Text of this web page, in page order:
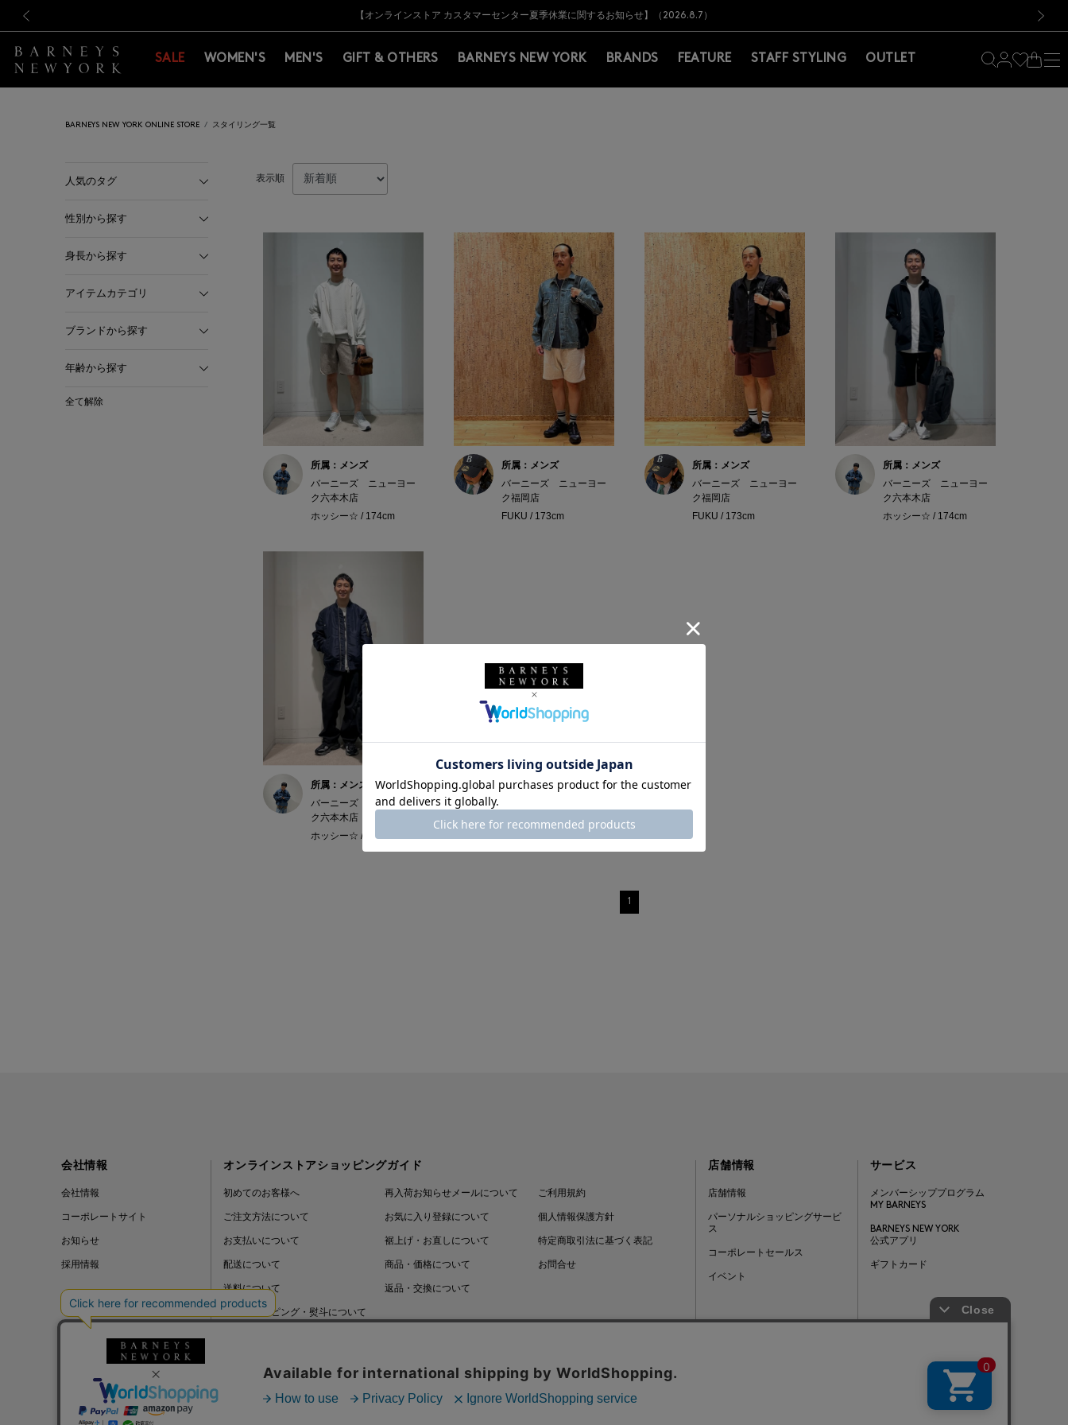
新規登録のお客様も対象！＜MY BARNEYS＞会員のお客様は11,000円（税込）以上のお買上げで常時送料無料！お買い物の際は会員登録を！
【夏季休業に伴う出荷一時停止のお知らせ】(2026.8.7)
【オンラインストア カスタマーセンター夏季休業に関するお知らせ】（2026.8.7）
【夏季休業に伴う返品・交換承り一時停止のお知らせ】（2026.8.5）
熊本県を中心とした地震の影響によるお荷物のお届けについて
【開催中】SUMMER SALEのご案内・ご注意事項
新規登録のお客様も対象！＜MY BARNEYS＞会員のお客様は11,000円（税込）以上のお買上げで常時送料無料！お買い物の際は会員登録を！
【夏季休業に伴う出荷一時停止のお知らせ】(2026.8.7)
SALE WOMEN'S MEN'S GIFT & OTHERS BARNEYS NEW YORK BRANDS FEATURE STAFF STYLING OUTLET
BARNEYS NEW YORK ONLINE STORE スタイリング一覧
人気のタグ
性別から探す
身長から探す
アイテムカテゴリ
ブランドから探す
年齢から探す
全て解除
表示順
所属：メンズ
バーニーズ ニューヨー
ク六本木店
ホッシー☆ / 174cm
所属：メンズ
バーニーズ ニューヨー
ク福岡店
FUKU / 173cm
所属：メンズ
バーニーズ ニューヨー
ク福岡店
FUKU / 173cm
所属：メンズ
バーニーズ ニューヨー
ク六本木店
ホッシー☆ / 174cm
所属：メンズ
バーニーズ ニューヨー
ク六本木店
ホッシー☆ / 174cm
1
会社情報
会社情報
コーポレートサイト
お知らせ
採用情報
オンラインストアショッピングガイド
初めてのお客様へ
ご注文方法について
お支払いについて
配送について
送料について
ギフトラッピング・熨斗について
再入荷お知らせメールについて
お気に入り登録について
裾上げ・お直しについて
商品・価格について
返品・交換について
ご利用規約
個人情報保護方針
特定商取引法に基づく表記
お問合せ
店舗情報
店舗情報
パーソナルショッピングサービ
ス
コーポレートセールス
イベント
サービス
メンバーシッププログラム
MY BARNEYS
BARNEYS NEW YORK
公式アプリ
ギフトカード